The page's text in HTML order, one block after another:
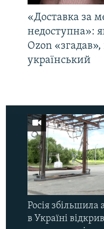
«Доставка за
недоступна»:
Ozon
український
Росія збільшила
в Україні